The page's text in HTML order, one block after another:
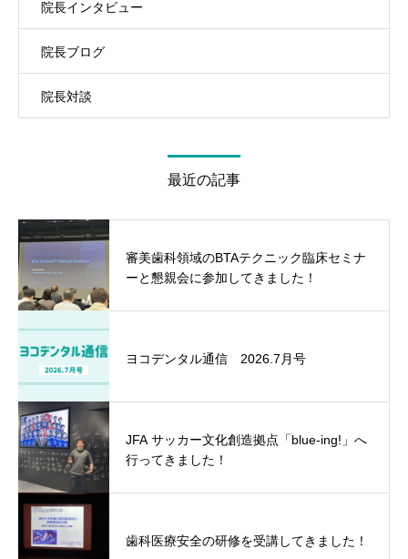
院長インタビュー
院長ブログ
院長対談
最近の記事
審美歯科領域のBTAテクニック臨床セミナ
ーと懇親会に参加してきました！
ヨコデンタル通信 2026.7月号
JFA サッカー文化創造拠点「blue-ing!」へ
行ってきました！
歯科医療安全の研修を受講してきました！